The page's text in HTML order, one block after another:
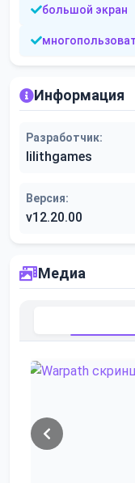
большой экран
Информация
Разработчик:
lilithgames
Версия:
v12.20.00
Медиа